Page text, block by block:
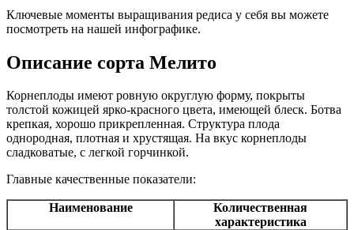
Ключевые моменты выращивания редиса у себя вы можете
посмотреть на нашей инфографике.
Описание сорта Мелито
Корнеплоды имеют ровную округлую форму, покрыты
толстой кожицей ярко-красного цвета, имеющей блеск. Ботва
крепкая, хорошо прикрепленная. Структура плода
однородная, плотная и хрустящая. На вкус корнеплоды
сладковатые, с легкой горчинкой.
Главные качественные показатели:
Наименование
Количественная
характеристика